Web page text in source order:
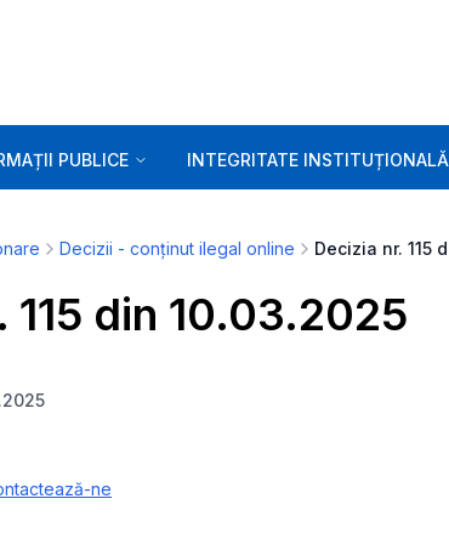
PUBLICE INTEGRITATE INSTITUȚIONALĂ
Decizii - conținut ilegal online
115 din 10.03.2025
ne